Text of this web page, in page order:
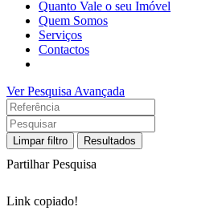
Quanto Vale o seu Imóvel
Quem Somos
Serviços
Contactos
Ver Pesquisa Avançada
Limpar filtro Resultados
Partilhar Pesquisa
Link copiado!